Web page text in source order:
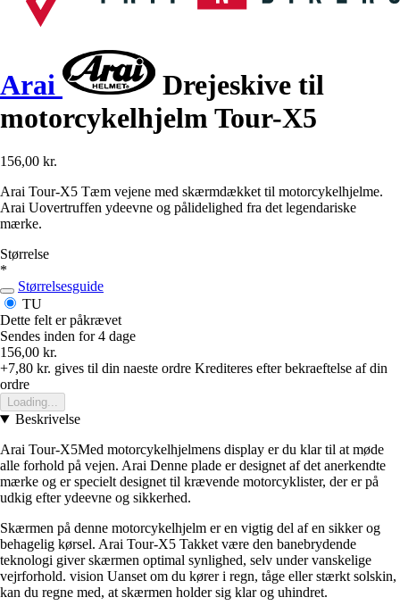
Arai
Drejeskive til
motorcykelhjelm Tour-X5
156,00 kr.
Arai Tour-X5 Tæm vejene med skærmdækket til motorcykelhjelme.
Arai Uovertruffen ydeevne og pålidelighed fra det legendariske
mærke.
Størrelse
*
Størrelsesguide
TU
Dette felt er påkrævet
Sendes inden for 4 dage
156,00 kr.
+7,80 kr. gives til din naeste ordre Krediteres efter bekraeftelse af din
ordre
Loading...
Beskrivelse
Arai Tour-X5Med motorcykelhjelmens display er du klar til at møde
alle forhold på vejen. Arai Denne plade er designet af det anerkendte
mærke og er specielt designet til krævende motorcyklister, der er på
udkig efter ydeevne og sikkerhed.
Skærmen på denne motorcykelhjelm er en vigtig del af en sikker og
behagelig kørsel. Arai Tour-X5 Takket være den banebrydende
teknologi giver skærmen optimal synlighed, selv under vanskelige
vejrforhold. vision Uanset om du kører i regn, tåge eller stærkt solskin,
kan du regne med, at skærmen holder sig klar og uhindret.